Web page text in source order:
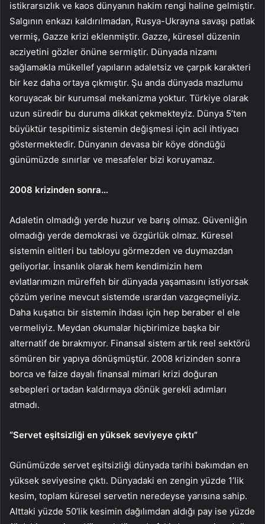
istikrarsızlık ve kaos dünyanın hakim rengi haline gelmiştir.
Salgının enkazı kaldırılmadan, Rusya-Ukrayna savaşı patlak
vermiş, Gazze krizi eklenmiştir. Gazze, küresel düzenin
acziyetini gözler önüne sermiştir. Dünyada nizamı
sağlamakla mükellef yapıların adaletsiz ve çarpık karakteri
bir kez daha ortaya çıkmıştır. Şu anda dünyada mazlumu
koruyacak bir kurumsal mekanizma yoktur. Türkiye olarak
uzun süredir bu duruma dikkat çekmekteyiz. Dünya 5’ten
büyüktür tespitimiz sistemin değişmesi için acil ihtiyacı
göstermektedir. Dünyanın devasa bir köye döndüğü
günümüzde sınırlar ve mesafeler bizi koruyamaz.
2008 krizinden sonra…
Adaletin olmadığı yerde huzur ve barış olmaz. Güvenliğin
olmadığı yerde demokrasi ve özgürlük olmaz. Küresel
sistemin elitleri bu tabloyu görmezden ve duymazdan
geliyorlar. İnsanlık olarak hem kendimizin hem
evlatlarımızın müreffeh bir dünyada yaşamasını istiyorsak
çözüm yerine mevcut sistemde ısrardan vazgeçmeliyiz.
Daha kuşatıcı bir sistemin ihdası için hep beraber el ele
vermeliyiz. Meydan okumalar hiçbirimize başka bir
alternatif de bırakmıyor. Finansal sistem artık reel sektörü
sömüren bir yapıya dönüşmüştür. 2008 krizinden sonra
borca ve faize dayalı finansal mimari krizi doğuran
sebepleri ortadan kaldırmaya dönük gerekli adımları
atmadı.
“Servet eşitsizliği en yüksek seviyeye çıktı”
Günümüzde servet eşitsizliği dünyada tarihi bakımdan en
yüksek seviyesine çıktı. Dünyadaki en zengin yüzde 1’lik
kesim, toplam küresel servetin neredeyse yarısına sahip.
Alttaki yüzde 50’lik kesimin dağılımdan aldığı pay ise yüzde